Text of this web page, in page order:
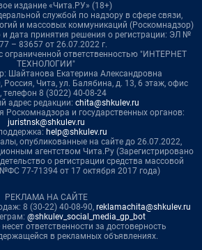
издание «Чита.РУ» (18+)
службой по надзору в сфере связи,
и массовых коммуникаций (Роскомнадзор)
дата принятия решения о регистрации: ЭЛ №
– 83657 от 26.07.2022 г.
ограниченной ответственностью "ИНТЕРНЕТ
ТЕХНОЛОГИИ"
Шайтанова Екатерина Александровна
Россия, Чита, ул. Балябина, д. 13, 6 этаж, офис
телефон 8 (3022) 40-08-24
адрес редакции: chita@shkulev.ru
Роскомнадзора и государственных органов:
juristnsk@shkulev.ru
help@shkulev.ru
опубликованные на сайте до 26.07.2022,
агентством Чита.Ру (Зарегистрировано
о регистрации средства массовой
77-71394 от 17 октября 2017 года)
РЕКЛАМА НА САЙТЕ
8 (30-22) 40-08-90, reklamachita@shkulev.ru
@shkulev_social_media_gp_bot
ответственности за достоверность
в рекламных объявлениях.